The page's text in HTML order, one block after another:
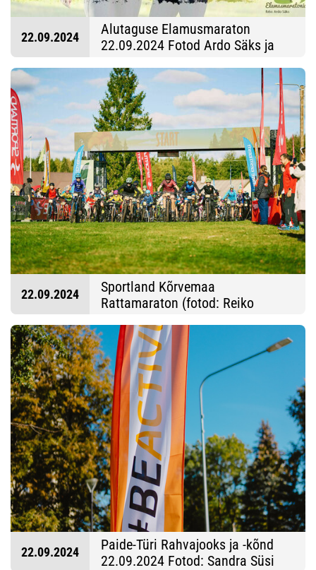
22.09.2024
Alutaguse Elamusmaraton
22.09.2024 Fotod Ardo Säks ja
22.09.2024
Sportland Kõrvemaa
Rattamaraton (fotod: Reiko
22.09.2024
Paide-Türi Rahvajooks ja -kõnd
22.09.2024 Fotod: Sandra Süsi